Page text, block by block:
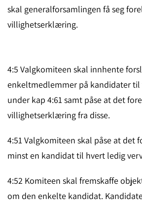
skal generalforsamlingen få seg
villighetserklæring.
4:5 Valgkomiteen skal innhente
enkeltmedlemmer på kandidater til
under kap 4:61 samt påse at det
villighetserklæring fra disse.
4:51 Valgkomiteen skal påse at det
minst en kandidat til hvert ledig
4:52 Komiteen skal fremskaffe
om den enkelte kandidat.